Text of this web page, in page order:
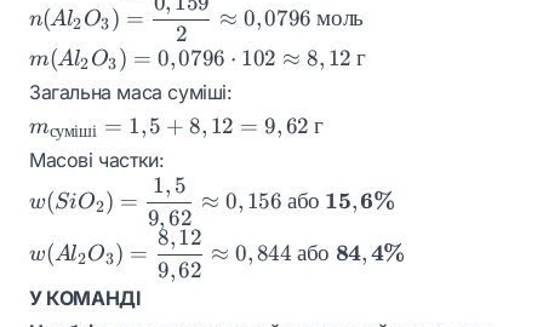
0,025 \text{
моль}
{27}
\approx
0,159
\text{
моль}
n(Al_2O_3)
=
\dfrac{0,159}
{2} \approx
0,0796 \text{
моль}
n(Al2O3) =
2
≈ 0,0796 моль
m(Al_2O_3)
= 0,0796
\approx
8,12 \text{
г}
m(Al2O3) = 0,0796 ⋅ 102 ≈ 8, 12 г
Загальна маса суміші:
m_{\text{суміші}}
= 1,5 + 8,12 =
9,62 \text{ г}
mсуміші = 1,5 + 8, 12 = 9,62 г
Масові частки:
w(SiO_2) =
\dfrac{1,5}{9,62}
\approx 0,156
\text{ або }
\mathbf{15,6\%}
w(SiO2) =
9,62
1, 5
≈ 0, 156 або 15,6%
w(Al_2O_3) =
\dfrac{8,12}
{9,62} \approx
w(Al2O3) =
9,62
8,12
≈ 0,844 або 84,4%
У КОМАНДІ